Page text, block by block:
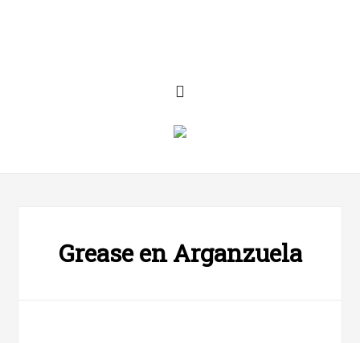
Grease en Arganzuela